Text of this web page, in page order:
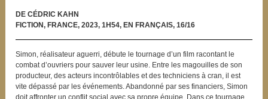
DE CÉDRIC KAHN
FICTION, FRANCE, 2023, 1H54, EN FRANÇAIS, 16/16
Simon, réalisateur aguerri, débute le tournage d’un film racontant le
combat d’ouvriers pour sauver leur usine. Entre les magouilles de son
producteur, des acteurs incontrôlables et des techniciens à cran, il est
vite dépassé par les événements. Abandonné par ses financiers, Simon
doit affronter un conflit social avec sa propre équipe. Dans ce tournage